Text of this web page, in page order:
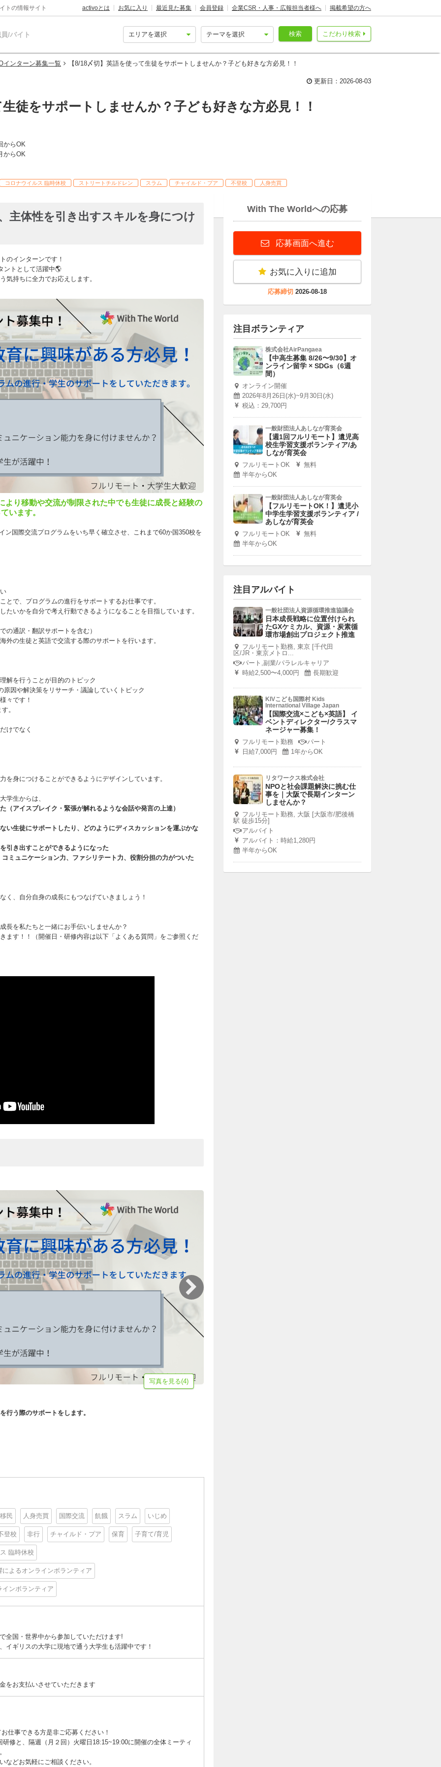
トの情報サイト activoとは お気に入り 最近見た募集 会員登録 企業CSR・人事・広報担当者様へ 掲載希望の方へ
/バイト こだわり検索
検索
インターン募集一覧 【8/18〆切】英語を使って生徒をサポートしませんか？子ども好きな方必見！！
更新日：2026-08-03
徒をサポートしませんか？子ども好きな方必見！！
からOK
からOK
コロナウイルス 臨時休校 ストリートチルドレン スラム チャイルド・プア 不登校 人身売買
主体性を引き出すスキルを身につけ
のインターンです！
ントとして活躍中🌎
気持ちに全力でお応えします。
より移動や交流が制限された中でも生徒に成長と経験の
います。
ン国際交流プログラムをいち早く確立させ、これまで60か国350校を
で、プログラムの進行をサポートするお仕事です。
いかを自分で考え行動できるようになることを目指しています。
の通訳・翻訳サポートを含む）
の生徒と英語で交流する際のサポートを行います。
解を行うことが目的のトピック
因や解決策をリサーチ・議論していくトピック
々です！
。
けでなく
を身につけることができるようにデザインしています。
学生からは、
（アイスブレイク・緊張が解れるような会話や発言の上達）
い生徒にサポートしたり、どのようにディスカッションを運ぶかな
引き出すことができるようになった
ミュニケーション力、ファシリテート力、役割分担の力がついた
く、自分自身の成長にもつなげていきましょう！
長を私たちと一緒にお手伝いしませんか？
ます！！（開催日・研修内容は以下「よくある質問」をご参照くだ
写真を見る(4)
行う際のサポートをします。
移民 人身売買 国際交流 飢餓 スラム いじめ
登校 非行 チャイルド・プア 保育 子育て/育児
臨時休校
よるオンラインボランティア
ンボランティア
全国・世界中から参加していただけます!
イギリスの大学に現地で通う大学生も活躍中です！
をお支払いさせていただきます
仕事できる方是非ご応募ください！
修と、隔週（月２回）火曜日18:15~19:00に開催の全体ミーティ
。
などお気軽にご相談ください。
With The Worldへの応募
応募画面へ進む
お気に入りに追加
応募締切 2026-08-18
注目ボランティア
株式会社AirPangaea
【中高生募集 8/26〜9/30】オ
ンライン留学 × SDGs（6週
間）
オンライン開催
2026年8月26日(水)~9月30日(水)
税込：29,700円
一般財団法人あしなが育英会
【週1回フルリモート】遺児高
校生学習支援ボランティア/あ
しなが育英会
フルリモートOK
無料
半年からOK
一般財団法人あしなが育英会
【フルリモートOK！】遺児小
中学生学習支援ボランティア /
あしなが育英会
フルリモートOK
無料
半年からOK
注目アルバイト
一般社団法人資源循環推進協議会
日本成長戦略に位置付けられ
たGXケミカル、資源・炭素循
環市場創出プロジェクト推進
フルリモート勤務, 東京 [千代田
区/JR・東京メトロ...
パート,副業/パラレルキャリア
時給2,500〜4,000円
長期歓迎
KIVこども国際村 Kids
International Village Japan
【国際交流×こども×英語】 イ
ベントディレクター/クラスマ
ネージャー募集！
フルリモート勤務
パート
日給7,000円
1年からOK
リタワークス株式会社
NPOと社会課題解決に挑む仕
事を｜大阪で長期インターン
しませんか？
フルリモート勤務, 大阪 [大阪市/肥後橋
駅 徒歩15分]
アルバイト
アルバイト：時給1,280円
半年からOK